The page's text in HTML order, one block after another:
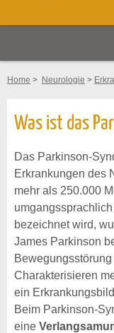
Home > Neurologie >
Was ist das
Das Parkinson-
Erkrankungen des
mehr als 250.000
bezeichnet wird,
James Parkinson
Charakterisieren
ein
Beim Parkinson-
eine